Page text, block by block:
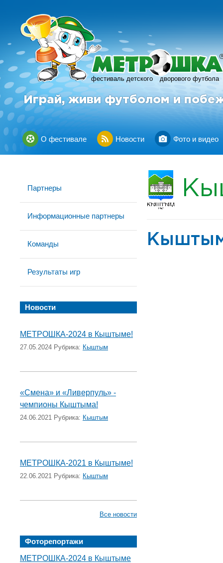
фестиваль детского дворового футбола
R
Играй, живи футболом и
О фестивале Новости Фото и видео
Партнеры
Информационные партнеры
Команды
Результаты игр
Новости
МЕТРОШКА-2024 в Кыштыме!
27.05.2024 Рубрика: Кыштым
«Смена» и «Ливерпуль» -
чемпионы Кыштыма!
24.06.2021 Рубрика: Кыштым
МЕТРОШКА-2021 в Кыштыме!
22.06.2021 Рубрика: Кыштым
Все новости
Фоторепортажи
МЕТРОШКА-2024 в Кыштыме